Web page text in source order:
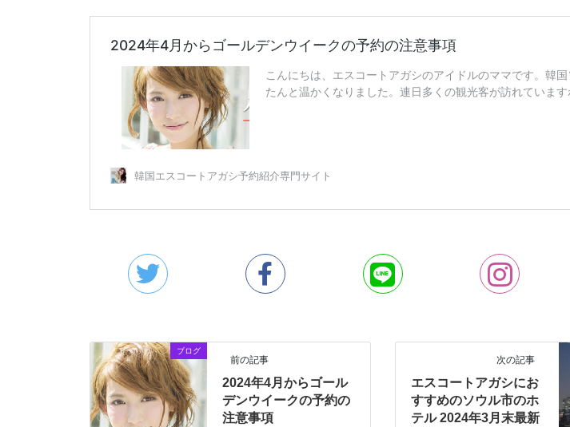
ブログ
前の記事
2024年4月からゴール
デンウイークの予約の
注意事項
次の記事
エスコートアガシにお
すすめのソウル市のホ
テル 2024年3月末最新